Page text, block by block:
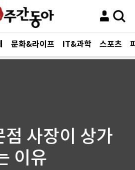
문화&라이프 IT&과학 스포츠
사장이 상가
이유